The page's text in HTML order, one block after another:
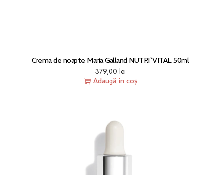
Crema de noapte Maria Galland NUTRI`VITAL 50ml
379,00 lei
Adaugă în coș